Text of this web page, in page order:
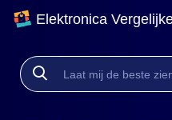
Elektronica